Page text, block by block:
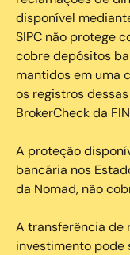
disponível
SIPC não protege
cobre depósitos
mantidos em uma
os registros
BrokerCheck da
A proteção
bancária nos
da Nomad, não
A transferência de
investimento pode